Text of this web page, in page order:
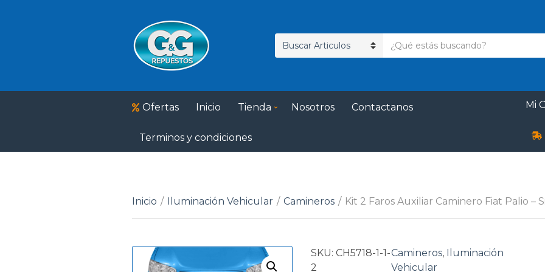
r
e
t
d
u
Ofertas Inicio Tienda Nosotros Contactanos
Terminos y condiciones
Mi
Inicio / Iluminación Vehicular / Camineros / Kit 2 Faros Auxiliar Caminero Fiat Palio –
SKU: CH5718-1-1-
2
Camineros, Iluminación
Vehicular